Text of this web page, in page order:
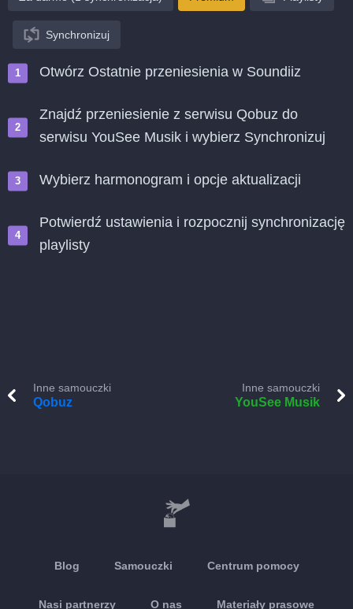
Synchronizuj
Otwórz Ostatnie przeniesienia w Soundiiz
Znajdź przeniesienie z serwisu Qobuz do
serwisu YouSee Musik i wybierz Synchronizuj
Wybierz harmonogram i opcje aktualizacji
Potwierdź ustawienia i rozpocznij synchronizację
playlisty
Inne samouczki
Qobuz
Inne samouczki
YouSee Musik
Blog Samouczki Centrum pomocy
Nasi partnerzy O nas Materiały prasowe